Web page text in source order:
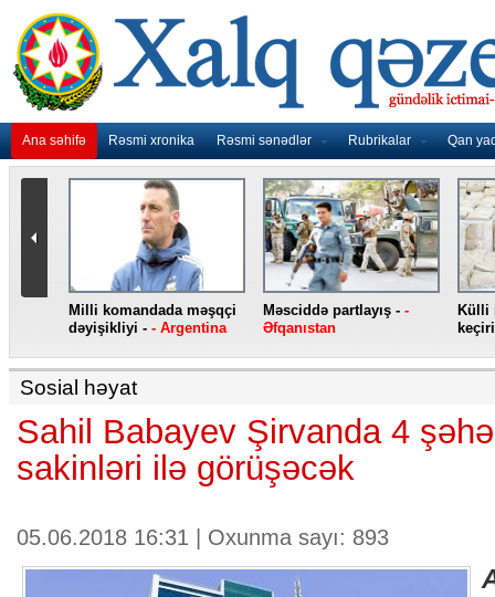
Ana səhifə Rəsmi xronika Rəsmi sənədlər Rubrikalar Qan
Milli komandada məşqçi
dəyişikliyi - - Argentina
Məsciddə partlayış - -
Əfqanıstan
Külli
Sosial həyat
Sahil Babayev Şirvanda 4
sakinləri ilə görüşəcək
05.06.2018 16:31 | Oxunma sayı: 893